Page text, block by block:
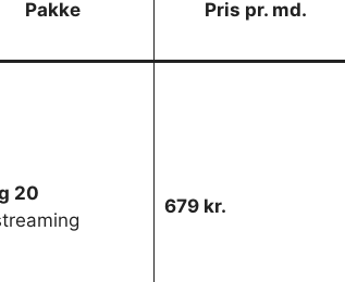
Pakke Pris pr. md.
20
679 kr.